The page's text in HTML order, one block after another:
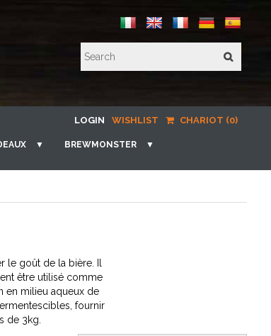
LOGIN WISHLIST CHARIOT (0)
▼ BREWMONSTER
▼
goût de la bière. Il
être utilisé comme
en milieu aqueux de
fournir
de 3kg.